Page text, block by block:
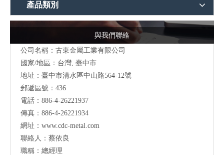
產品類別
與我們聯絡
公司名稱：古東金屬工業有限公司
國家/地區：台灣, 臺中市
地址：臺中市清水區中山路564-12號
郵遞區號：436
電話：886-4-26221937
傳真：886-4-26221934
網址： www.cdc-metal.com
聯絡人：蔡依良
職稱：總經理